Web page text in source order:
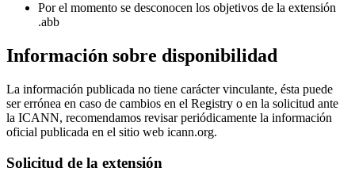
Por el momento se desconocen los objetivos de la extensión
.abb
Información sobre disponibilidad
La información publicada no tiene carácter vinculante, ésta puede
ser errónea en caso de cambios en el Registry o en la solicitud ante
la ICANN, recomendamos revisar periódicamente la información
oficial publicada en el sitio web icann.org.
Solicitud de la extensión